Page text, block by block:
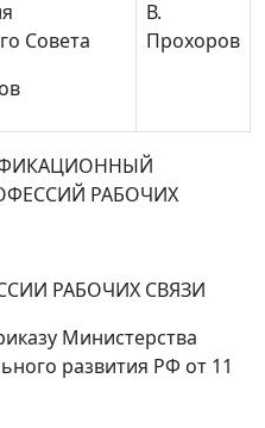
Совета
В.
Прохоров
РАБОЧИХ
РАБОЧИХ СВЯЗИ
Министерства
развития РФ от 11